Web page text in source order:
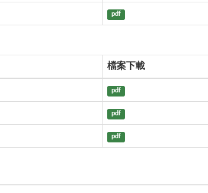
pdf
檔案下載
pdf
pdf
pdf